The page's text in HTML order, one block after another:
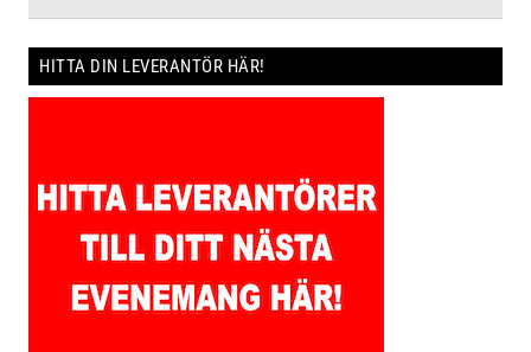
HITTA DIN LEVERANTÖR HÄR!